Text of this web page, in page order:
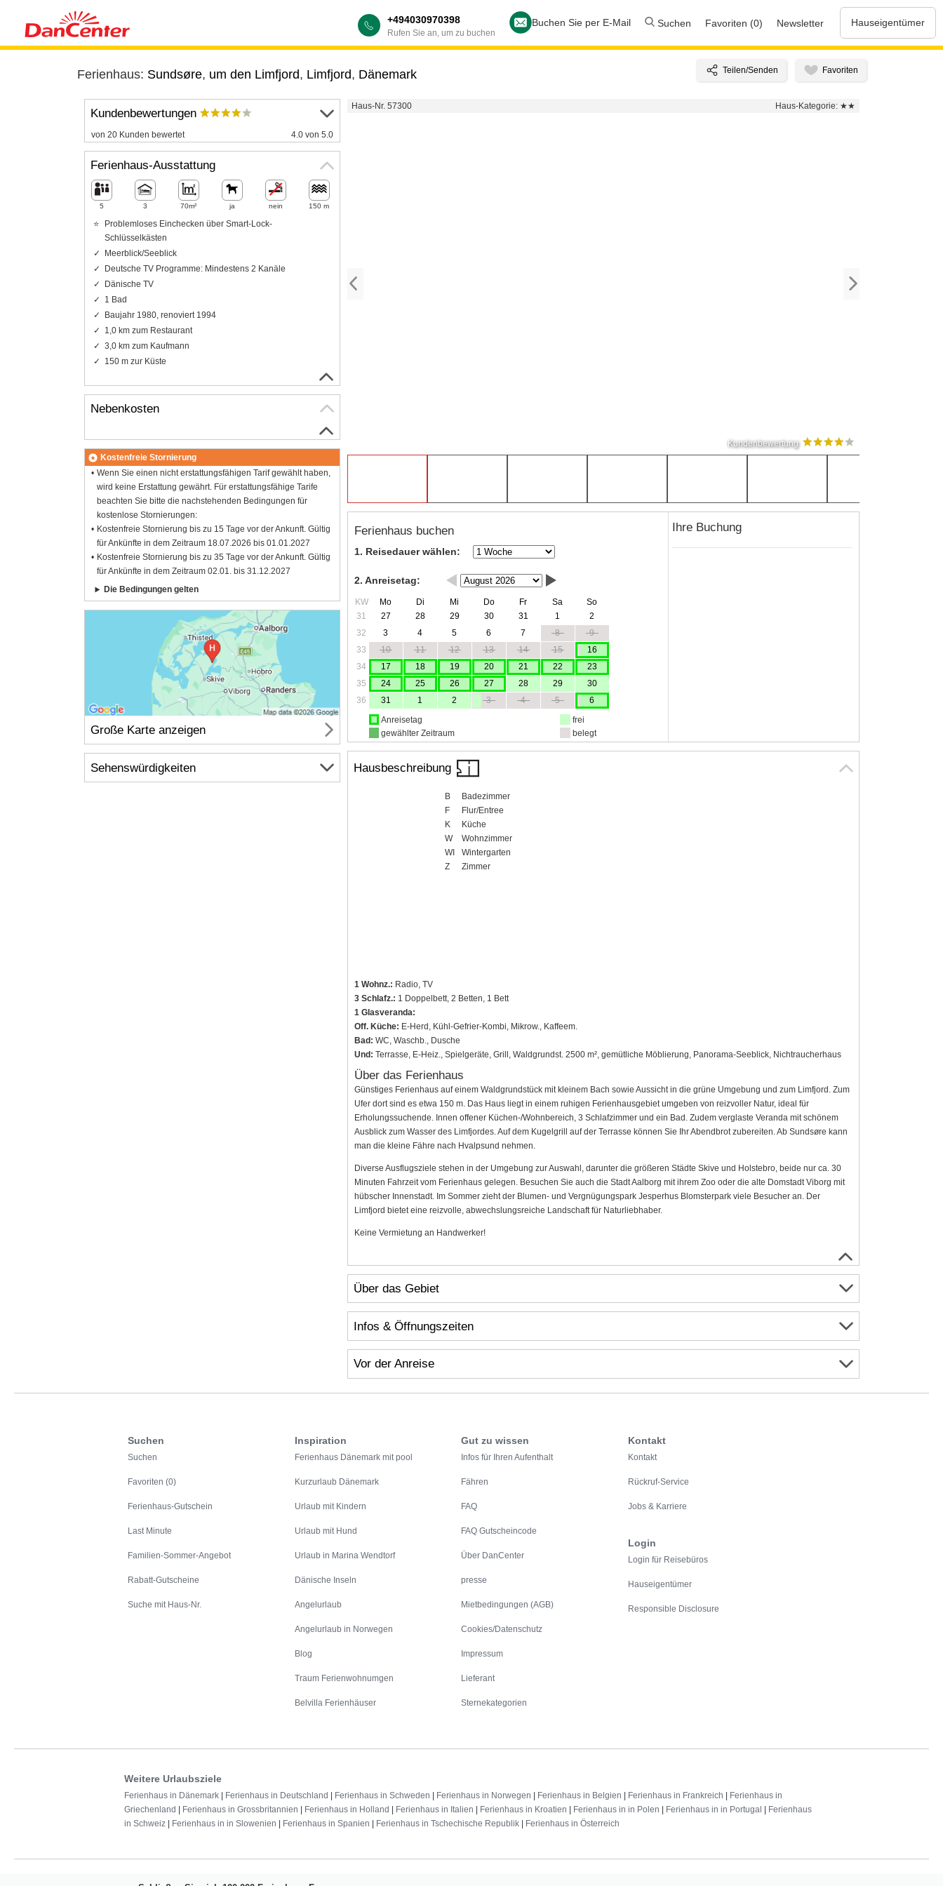
+494030970398
Rufen Sie an, um zu buchen
Buchen Sie per E-Mail Suchen Favoriten (0) Newsletter Hauseigentümer
Ferienhaus: Sundsøre, um den Limfjord, Limfjord, Dänemark
Haus-Nr. 57300 Haus-Kategorie: ★★
Kundenbewertung
Ferienhaus buchen
1. Reisedauer wählen:
2. Anreisetag:
KW Mo Di Mi Do Fr Sa
So
31
27 28 29 30 31 1
2
32
3 4 5 6 7 8
9
33
10 11 12 13 14 15
16
34
17 18 19 20 21 22
23
35
24 25 26 27 28 29
30
36
31 1 2 3 4 5
6
Anreisetag
gewählter Zeitraum
frei
belegt
Ihre Buchung
Hausbeschreibung
B
Badezimmer
F
Flur/Entree
K
Küche
W
Wohnzimmer
WI
Wintergarten
Z
Zimmer
1 Wohnz.: Radio, TV
3 Schlafz.: 1 Doppelbett, 2 Betten, 1 Bett
1 Glasveranda:
Off. Küche: E-Herd, Kühl-Gefrier-Kombi, Mikrow., Kaffeem.
Bad: WC, Waschb., Dusche
Und: Terrasse, E-Heiz., Spielgeräte, Grill, Waldgrundst. 2500 m², gemütliche Möblierung, Panorama-Seeblick, Nichtraucherhaus
Über das Ferienhaus
Günstiges Ferienhaus auf einem Waldgrundstück mit kleinem Bach sowie Aussicht in die grüne Umgebung und zum Limfjord. Zum
Ufer dort sind es etwa 150 m. Das Haus liegt in einem ruhigen Ferienhausgebiet umgeben von reizvoller Natur, ideal für
Erholungssuchende. Innen offener Küchen-/Wohnbereich, 3 Schlafzimmer und ein Bad. Zudem verglaste Veranda mit schönem
Ausblick zum Wasser des Limfjordes. Auf dem Kugelgrill auf der Terrasse können Sie Ihr Abendbrot zubereiten. Ab Sundsøre kann
man die kleine Fähre nach Hvalpsund nehmen.
Diverse Ausflugsziele stehen in der Umgebung zur Auswahl, darunter die größeren Städte Skive und Holstebro, beide nur ca. 30
Minuten Fahrzeit vom Ferienhaus gelegen. Besuchen Sie auch die Stadt Aalborg mit ihrem Zoo oder die alte Domstadt Viborg mit
hübscher Innenstadt. Im Sommer zieht der Blumen- und Vergnügungspark Jesperhus Blomsterpark viele Besucher an. Der
Limfjord bietet eine reizvolle, abwechslungsreiche Landschaft für Naturliebhaber.
Keine Vermietung an Handwerker!
Über das Gebiet
Infos & Öffnungszeiten
Vor der Anreise
Kundenbewertungen
von 20 Kunden bewertet 4.0 von 5.0
Ferienhaus-Ausstattung
5 3 70m² ja nein 150 m
Problemloses Einchecken über Smart-Lock-
Schlüsselkästen
Meerblick/Seeblick
Deutsche TV Programme: Mindestens 2 Kanäle
Dänische TV
1 Bad
Baujahr 1980, renoviert 1994
1,0 km zum Restaurant
3,0 km zum Kaufmann
150 m zur Küste
Nebenkosten
Kostenfreie Stornierung
Wenn Sie einen nicht erstattungsfähigen Tarif gewählt haben,
wird keine Erstattung gewährt. Für erstattungsfähige Tarife
beachten Sie bitte die nachstehenden Bedingungen für
kostenlose Stornierungen:
Kostenfreie Stornierung bis zu 15 Tage vor der Ankunft. Gültig
für Ankünfte in dem Zeitraum 18.07.2026 bis 01.01.2027
Kostenfreie Stornierung bis zu 35 Tage vor der Ankunft. Gültig
für Ankünfte in dem Zeitraum 02.01. bis 31.12.2027
Die Bedingungen gelten
Große Karte anzeigen
Sehenswürdigkeiten
Suchen
Suchen
Favoriten (0)
Ferienhaus-Gutschein
Last Minute
Familien-Sommer-Angebot
Rabatt-Gutscheine
Suche mit Haus-Nr.
Inspiration
Ferienhaus Dänemark mit pool
Kurzurlaub Dänemark
Urlaub mit Kindern
Urlaub mit Hund
Urlaub in Marina Wendtorf
Dänische Inseln
Angelurlaub
Angelurlaub in Norwegen
Blog
Traum Ferienwohnumgen
Belvilla Ferienhäuser
Gut zu wissen
Infos für Ihren Aufenthalt
Fähren
FAQ
FAQ Gutscheincode
Über DanCenter
presse
Mietbedingungen (AGB)
Cookies/Datenschutz
Impressum
Lieferant
Sternekategorien
Kontakt
Kontakt
Rückruf-Service
Jobs & Karriere
Login
Login für Reisebüros
Hauseigentümer
Responsible Disclosure
Weitere Urlaubsziele
Ferienhaus in Dänemark | Ferienhaus in Deutschland | Ferienhaus in Schweden | Ferienhaus in Norwegen | Ferienhaus in Belgien | Ferienhaus in Frankreich | Ferienhaus in
Griechenland | Ferienhaus in Grossbritannien | Ferienhaus in Holland | Ferienhaus in Italien | Ferienhaus in Kroatien | Ferienhaus in in Polen | Ferienhaus in in Portugal | Ferienhaus
in Schweiz | Ferienhaus in in Slowenien | Ferienhaus in Spanien | Ferienhaus in Tschechische Republik | Ferienhaus in Österreich